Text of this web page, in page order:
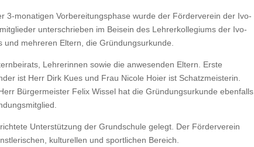
3-monatigen Vorbereitungsphase wurde der Förderverein der Ivo-
unterschrieben im Beisein des Lehrerkollegiums der Ivo-
mehreren Eltern, die Gründungsurkunde.
Lehrerinnen sowie die anwesenden Eltern. Erste
ist Herr Dirk Kues und Frau Nicole Hoier ist Schatzmeisterin.
Bürgermeister Felix Wissel hat die Gründungsurkunde ebenfalls
Unterstützung der Grundschule gelegt. Der Förderverein
kulturellen und sportlichen Bereich.